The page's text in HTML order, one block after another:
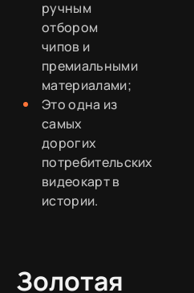
ручным
отбором
чипов и
премиальными
материалами;
Это одна из
самых
дорогих
потребительских
видеокарт в
истории.
Золотая